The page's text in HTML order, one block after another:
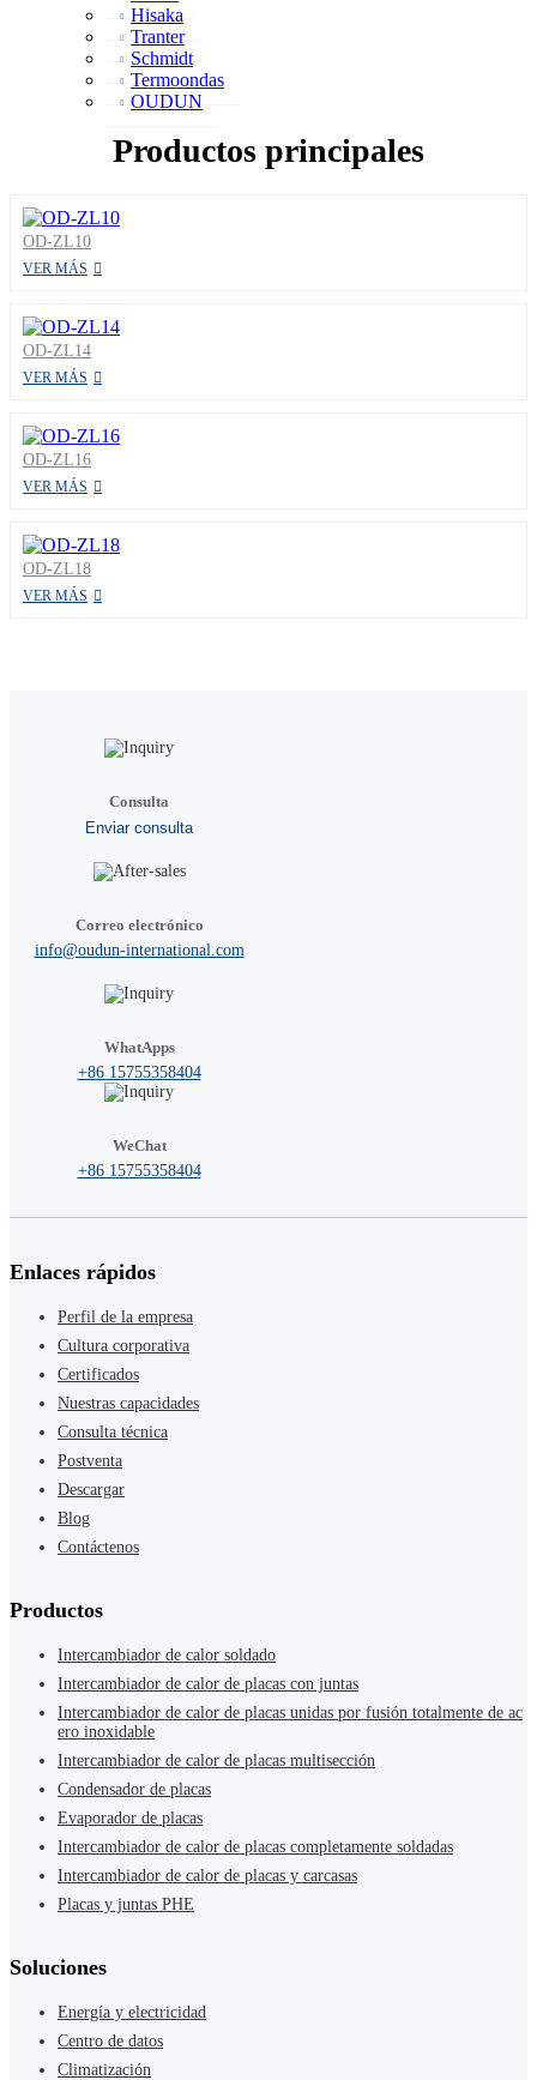
Hisaka
Tranter
Schmidt
Termoondas
OUDUN
Productos principales
OD-ZL10
VER MÁS
OD-ZL14
VER MÁS
OD-ZL16
VER MÁS
OD-ZL18
VER MÁS
Consulta
Enviar consulta
Correo electrónico
info@oudun-international.com
WhatApps
+86 15755358404
WeChat
+86 15755358404
Enlaces rápidos
Perfil de la empresa
Cultura corporativa
Certificados
Nuestras capacidades
Consulta técnica
Postventa
Descargar
Blog
Contáctenos
Productos
Intercambiador de calor soldado
Intercambiador de calor de placas con juntas
Intercambiador de calor de placas unidas por fusión totalmente de ac
ero inoxidable
Intercambiador de calor de placas multisección
Condensador de placas
Evaporador de placas
Intercambiador de calor de placas completamente soldadas
Intercambiador de calor de placas y carcasas
Placas y juntas PHE
Soluciones
Energía y electricidad
Centro de datos
Climatización